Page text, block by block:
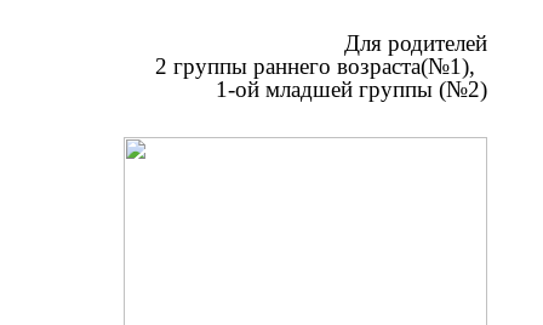
Для родителей
2 группы раннего возраста(№1),
1-ой младшей группы (№2)